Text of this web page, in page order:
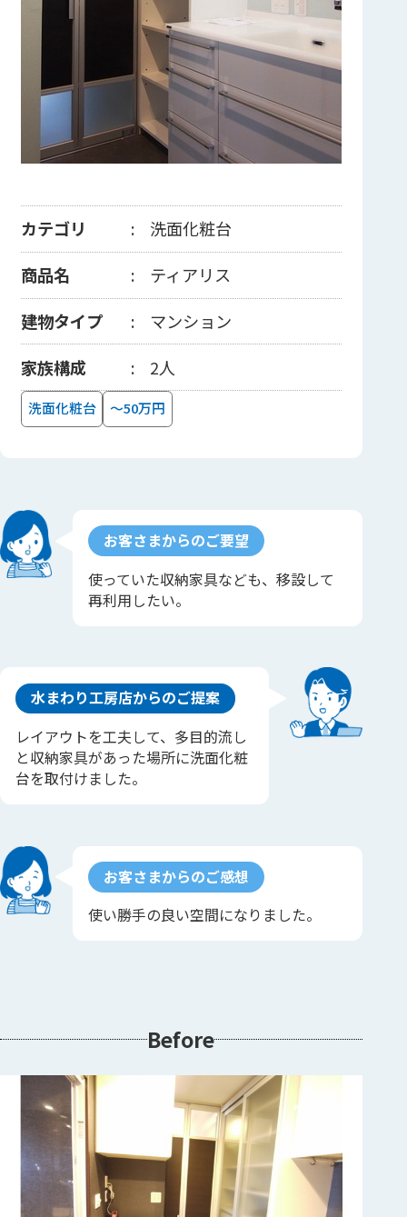
カテゴリ
洗面化粧台
商品名
ティアリス
建物タイプ
マンション
家族構成
2人
洗面化粧台 ～50万円
お客さまからのご要望
使っていた収納家具なども、移設して
再利用したい。
水まわり工房店からのご提案
レイアウトを工夫して、多目的流し
と収納家具があった場所に洗面化粧
台を取付けました。
お客さまからのご感想
使い勝手の良い空間になりました。
Before